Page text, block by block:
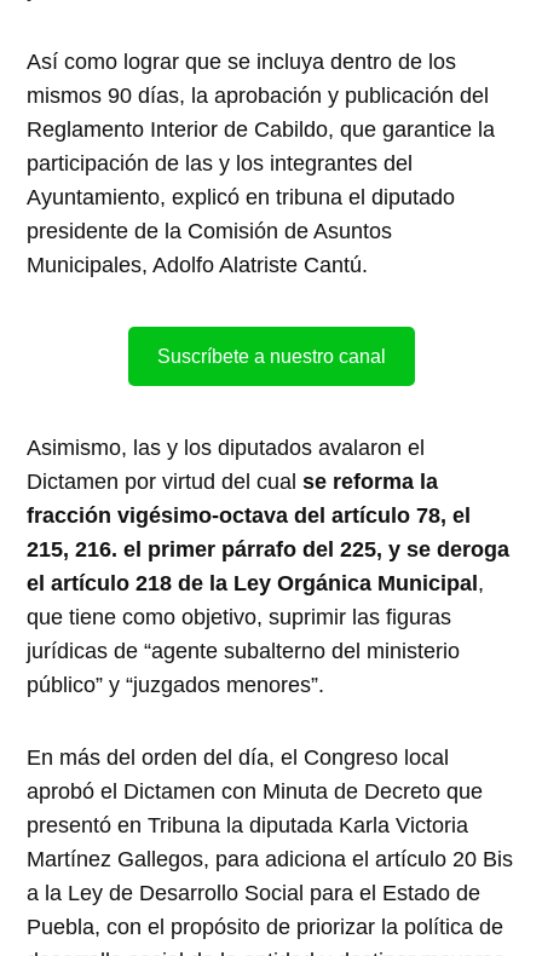
Así como lograr que se incluya dentro de los
mismos 90 días, la aprobación y publicación del
Reglamento Interior de Cabildo, que garantice la
participación de las y los integrantes del
Ayuntamiento, explicó en tribuna el diputado
presidente de la Comisión de Asuntos
Municipales, Adolfo Alatriste Cantú.
Suscríbete a nuestro canal
Asimismo, las y los diputados avalaron el
Dictamen por virtud del cualse reforma la
fracción vigésimo-octava del artículo 78, el
215, 216. el primer párrafo del 225, y se deroga
el artículo 218 de la Ley Orgánica Municipal ,
que tiene como objetivo, suprimir las figuras
jurídicas de “agente subalterno del ministerio
público” y “juzgados menores”.
En más del orden del día, el Congreso local
aprobó el Dictamen con Minuta de Decreto que
presentó en Tribuna la diputada Karla Victoria
Martínez Gallegos, para adiciona el artículo 20 Bis
a la Ley de Desarrollo Social para el Estado de
Puebla, con el propósito de priorizar la política de